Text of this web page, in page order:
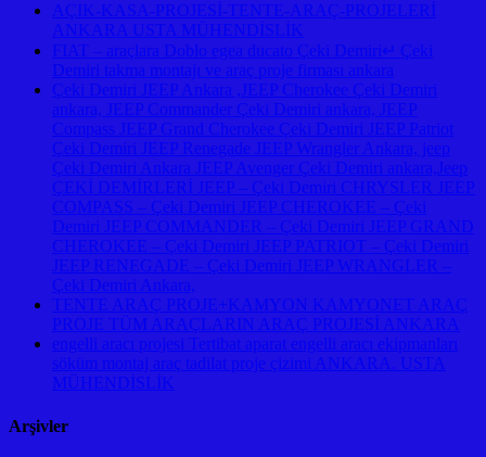
AÇIK-KASA-PROJESİ-TENTE-ARAÇ-PROJELERİ
ANKARA USTA MÜHENDİSLİK
FIAT – araçlara Doblo egea ducato Çeki Demiri↵ Çeki
Demiri takma montajı ve araç proje firması ankara
Çeki Demiri JEEP Ankara ,JEEP Cherokee Çeki Demiri
ankara, JEEP Commander Çeki Demiri ankara, JEEP
Compass JEEP Grand Cherokee Çeki Demiri JEEP Patriot
Çeki Demiri JEEP Renegade JEEP Wrangler Ankara, jeep
Çeki Demiri Ankara JEEP Avenger Çeki Demiri ankara,Jeep
ÇEKİ DEMİRLERİ JEEP – Çeki Demiri CHRYSLER JEEP
COMPASS – Çeki Demiri JEEP CHEROKEE – Çeki
Demiri JEEP COMMANDER – Çeki Demiri JEEP GRAND
CHEROKEE – Çeki Demiri JEEP PATRIOT – Çeki Demiri
JEEP RENEGADE – Çeki Demiri JEEP WRANGLER –
Çeki Demiri Ankara,
TENTE ARAÇ PROJE+KAMYON KAMYONET ARAÇ
PROJE TÜM ARAÇLARIN ARAÇ PROJESİ ANKARA
engelli aracı projesi Tertibat aparat engelli aracı ekipmanları
söküm montaj araç tadilat proje çizimi ANKARA. USTA
MÜHENDİSLİK
Arşivler